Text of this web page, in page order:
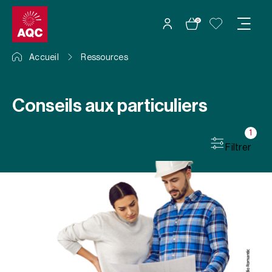
Panneau de gestion des cookies
0
Accueil Ressources
Conseils aux particuliers
Filtrer
1